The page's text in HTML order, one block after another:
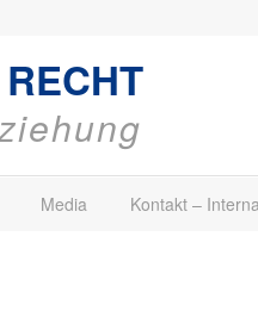
Media Kontakt –